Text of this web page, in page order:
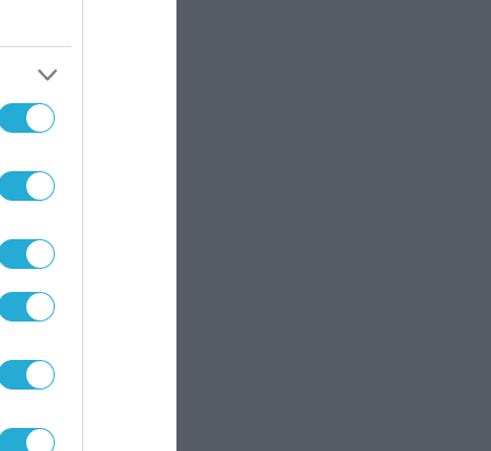
τα
την
να
το
της
τις
ή